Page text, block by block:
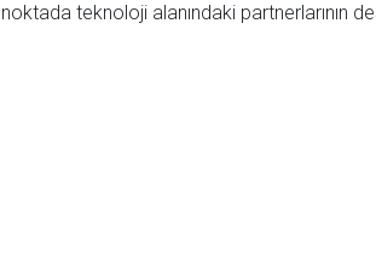
teknoloji alanındaki partnerlarının